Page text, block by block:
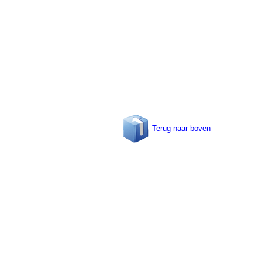
Terug naar boven